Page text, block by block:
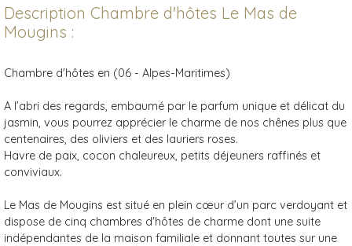
Description Chambre d'hôtes Le Mas de
Mougins :
Chambre d'hôtes en (06 - Alpes-Maritimes)
A l’abri des regards, embaumé par le parfum unique et délicat du
jasmin, vous pourrez apprécier le charme de nos chênes plus que
centenaires, des oliviers et des lauriers roses.
Havre de paix, cocon chaleureux, petits déjeuners raffinés et
conviviaux.
Le Mas de Mougins est situé en plein cœur d’un parc verdoyant et
dispose de cinq chambres d'hôtes de charme dont une suite
indépendantes de la maison familiale et donnant toutes sur une